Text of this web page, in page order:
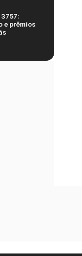
e prêmios